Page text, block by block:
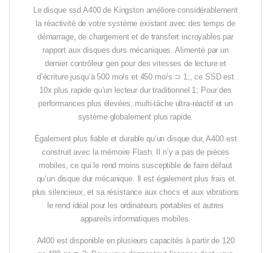
Le disque ssd A400 de Kingston améliore considérablement
la réactivité de votre système existant avec des temps de
démarrage, de chargement et de transfert incroyables par
rapport aux disques durs mécaniques. Alimenté par un
dernier contrôleur gen pour des vitesses de lecture et
d’écriture jusqu’à 500 mo/s et 450 mo/s ⊃ 1;, ce SSD est
10x plus rapide qu’un lecteur dur traditionnel 1; Pour des
performances plus élevées, multi-tâche ultra-réactif et un
système globalement plus rapide.
Également plus fiable et durable qu’un disque dur, A400 est
construit avec la mémoire Flash. Il n’y a pas de pièces
mobiles, ce qui le rend moins susceptible de faire défaut
qu’un disque dur mécanique. Il est également plus frais et
plus silencieux, et sa résistance aux chocs et aux vibrations
le rend idéal pour les ordinateurs portables et autres
appareils informatiques mobiles.
A400 est disponible en plusieurs capacités à partir de 120